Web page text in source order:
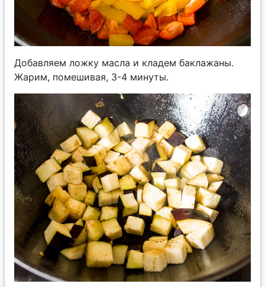
Добавляем ложку масла и кладем баклажаны.
Жарим, помешивая, 3-4 минуты.